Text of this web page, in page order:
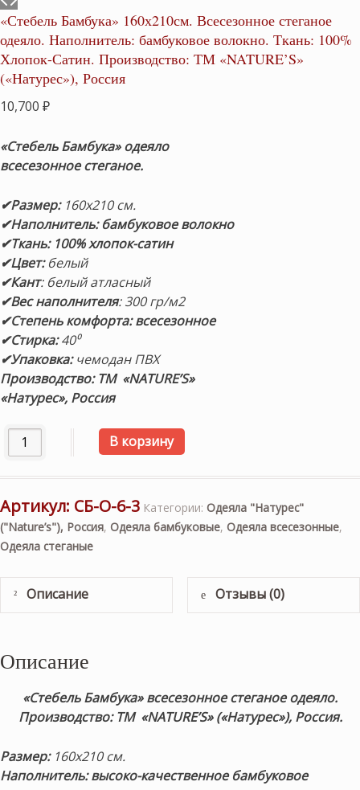
«Стебель Бамбука» 160х210см. Всесезонное стеганое
одеяло. Наполнитель: бамбуковое волокно. Ткань: 100%
Хлопок-Сатин. Производство: ТМ «NATURE’S»
(«Натурес»), Россия
10,700 ₽
«Стебель Бамбука» одеяло
всесезонное стеганое.
✔Размер:160х210 см.
✔Наполнитель: бамбуковое волокно
✔Ткань: 100% хлопок-сатин
✔Цвет:белый
✔Кант: белый атласный
✔Вес наполнителя: 300 гр/м2
✔Степень комфорта: всесезонное
✔Стирка:40⁰
✔Упаковка:чемодан ПВХ
Производство: ТМ «NATURE’S»
«Натурес», Россия
Количество товара «Стебель Бамбука» 160х210см.
В корзину
Артикул: СБ-О-6-3 Категории: Одеяла "Натурес"
("Nature’s"), Россия, Одеяла бамбуковые, Одеяла всесезонные,
Одеяла стеганые
Описание Отзывы (0)
Описание
«Стебель Бамбука» всесезонное стеганое одеяло.
Производство: ТМ «NATURE’S» («Натурес»), Россия.
Размер:160х210 см.
Наполнитель: высоко-качественное бамбуковое